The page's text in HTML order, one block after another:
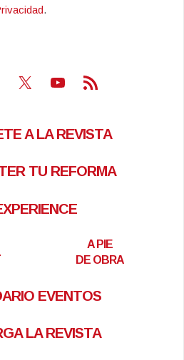
.
X Youtube
Feed RSS
A LA REVISTA
TU REFORMA
A PIE
DE OBRA
EVENTOS
LA REVISTA